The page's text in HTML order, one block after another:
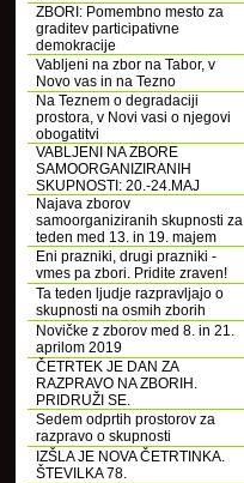
ZBORI: Pomembno mesto za
graditev participativne
demokracije
Vabljeni na zbor na Tabor, v
Novo vas in na Tezno
Na Teznem o degradaciji
prostora, v Novi vasi o njegovi
obogatitvi
VABLJENI NA ZBORE
SAMOORGANIZIRANIH
SKUPNOSTI: 20.-24.MAJ
Najava zborov
samoorganiziranih skupnosti za
teden med 13. in 19. majem
Eni prazniki, drugi prazniki -
vmes pa zbori. Pridite zraven!
Ta teden ljudje razpravljajo o
skupnosti na osmih zborih
Novičke z zborov med 8. in 21.
aprilom 2019
ČETRTEK JE DAN ZA
RAZPRAVO NA ZBORIH.
PRIDRUŽI SE.
Sedem odprtih prostorov za
razpravo o skupnosti
IZŠLA JE NOVA ČETRTINKA.
ŠTEVILKA 78.